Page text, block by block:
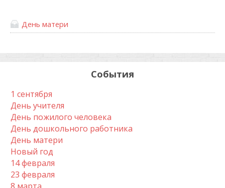
День матери
События
1 сентября
День учителя
День пожилого человека
День дошкольного работника
День матери
Новый год
14 февраля
23 февраля
8 марта